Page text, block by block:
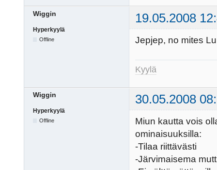
Wiggin 19.05.2008
Hyperkyylä
Offline Jepjep, no mites
Kyylä
Wiggin 30.05.2008
Hyperkyylä
Offline
Miun kautta vois
ominaisuuksilla:
-Tilaa riittävästi
-Järvimaisema